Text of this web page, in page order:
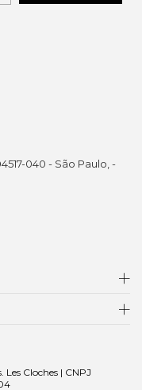
040 - São Paulo, -
Les Cloches | CNPJ